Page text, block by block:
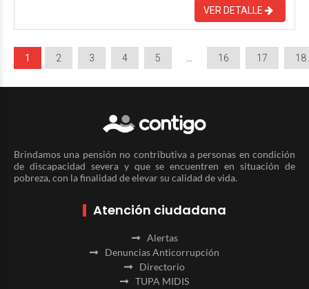
VER DETALLE
1 2 3 4 5 16 17 18
Brindamos una pensión no contributiva a personas en condición
de discapacidad severa y que se encuentren en situación de
pobreza, con la finalidad de elevar su calidad de vida.
Atención ciudadana
Alertas
Denuncias Anticorrupción
Directorio
TUPA MIDIS